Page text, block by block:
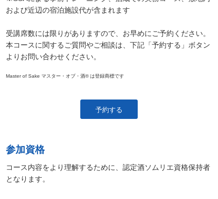
オ
ブ・
開
講
定
本
体
および近辺の宿泊施設代が含まれます
受講席数には限りがありますので、お早めにご予約ください。
本コースに関するご質問やご相談は、下記「予約する」ボタン
よりお問い合わせください。
Master of Sake マスター・オブ・酒® は登録商標です
予約する
参加資格
コース内容をより理解するために、認定酒ソムリエ資格保持者
となります。